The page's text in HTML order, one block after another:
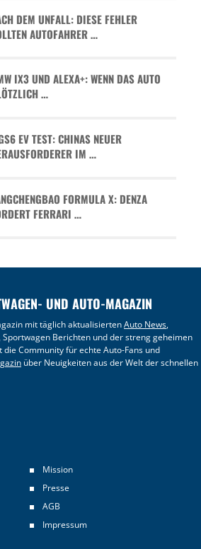
DEM UNFALL: DIESE FEHLER
AUTOFAHRER …
IX3 UND ALEXA+: WENN DAS AUTO
…
EV TEST: CHINAS NEUER
IM …
FORMULA X: DENZA
FERRARI …
UND AUTO-MAGAZIN
mit täglich aktualisiertenAuto News,
, Sportwagen Berichten und der streng geheimen
die Community für echte Auto-Fans und
über Neuigkeiten aus der Welt der schnellen
Mission
Presse
AGB
Impressum